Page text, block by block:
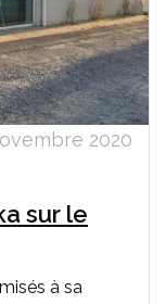
2020
sur le
à sa